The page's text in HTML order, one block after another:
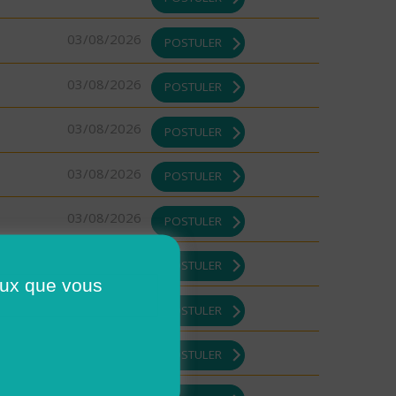
03/08/2026 POSTULER
03/08/2026 POSTULER
03/08/2026 POSTULER
03/08/2026 POSTULER
03/08/2026 POSTULER
POSTULER
POSTULER
POSTULER
que vous